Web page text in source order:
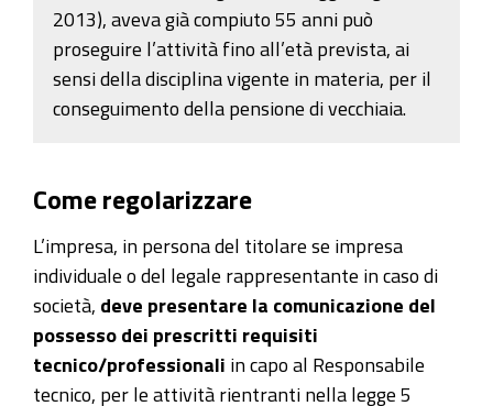
2013), aveva già compiuto 55 anni può
proseguire l’attività fino all’età prevista, ai
sensi della disciplina vigente in materia, per il
conseguimento della pensione di vecchiaia.
Come regolarizzare
L’impresa, in persona del titolare se impresa
individuale o del legale rappresentante in caso di
società, deve presentare la comunicazione del
possesso dei prescritti requisiti
tecnico/professionali in capo al Responsabile
tecnico, per le attività rientranti nella legge 5